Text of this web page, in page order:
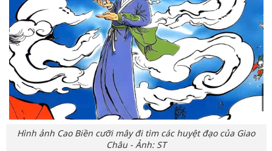
Hình ảnh Cao Biền cưỡi mây đi tìm các huyệt đạo của Giao
Châu - Ảnh: ST